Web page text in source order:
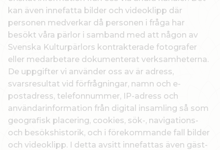
kan även innefatta bilder och videoklipp där
personen medverkar då personen i fråga har
besökt våra pärlor i samband med att någon av
Svenska Kulturpärlors kontrakterade fotografer
eller medarbetare dokumenterat verksamheterna.
De uppgifter vi använder oss av är adress,
svarsresultat vid förfrågningar, namn och e-
postadress, telefonnummer, IP-adress och
användarinformation från digital insamling så som
geografisk placering, cookies, sök-, navigations-
och besökshistorik, och i förekommande fall bilder
och videoklipp. I detta avsitt innefattas även gäst-